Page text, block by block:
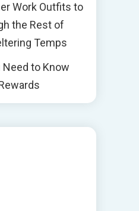
Work Outfits to
the Rest of
Temps
Need to Know